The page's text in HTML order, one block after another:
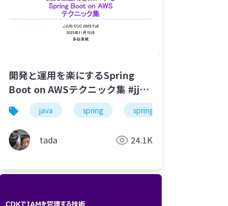
開発と運用を楽にするSpring
Boot on AWSテクニック集 #jjug
#jjug_ccc
java spring spring-boot
tada 24.1K